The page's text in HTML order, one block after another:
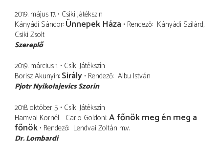
2019. május 17. Csíki Játékszín
Kányádi Sándor Ünnepek Háza Rendező Kányádi Szilárd
Csiki Zsolt
Szereplő
2019. március 1. Csíki Játékszín
Borisz Akunyin Sirály Rendező Albu István
Pjotr Nyikolajevics Szorin
2018. október 5. Csíki Játékszín
Hamvai Kornél - Carlo Goldoni A főnök meg én meg a
főnök Rendező Lendvai Zoltán m.v.
Dr. Lombardi